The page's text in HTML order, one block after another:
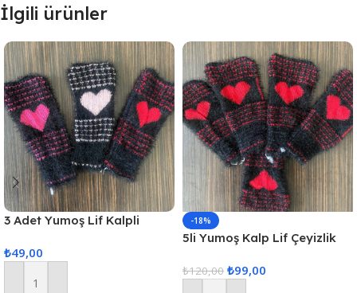
İlgili ürünler
3 Adet Yumoş Lif Kalpli
₺49,00
-18%
5li Yumoş Kalp Lif Çeyizlik
₺120,00 ₺99,00